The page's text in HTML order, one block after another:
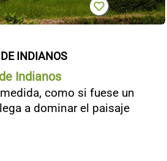
INDIANOS
Indianos
como si fuese un
a dominar el paisaje